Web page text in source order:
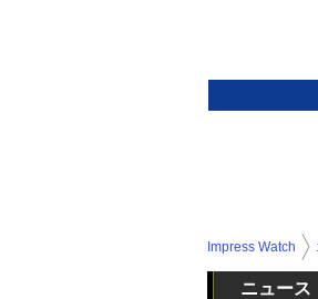
Impress Watch
ニュース